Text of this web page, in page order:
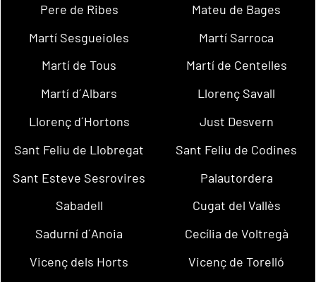
Pere de Ribes
Mateu de Bages
Martí Sesgueioles
Martí Sarroca
Martí de Tous
Martí de Centelles
Martí d´Albars
Llorenç Savall
Llorenç d´Hortons
Just Desvern
Sant Feliu de Llobregat
Sant Feliu de Codines
Sant Esteve Sesrovires
Palautordera
Sabadell
Cugat del Vallès
Sadurní d´Anoia
Cecília de Voltregà
Vicenç dels Horts
Vicenç de Torelló